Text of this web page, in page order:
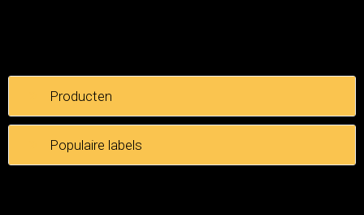
Producten
Populaire labels